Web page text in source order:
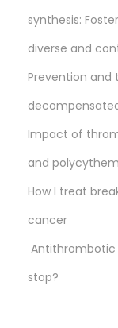
synthesis:
diverse and
Prevention
Impact of
and
How I treat
cancer
stop?